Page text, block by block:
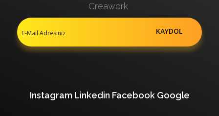
Creawork
Instagram Linkedin Facebook Google